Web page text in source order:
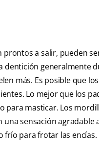
a salir, pueden
dentición generalmente
más. Es posible que
Lo mejor que los
para masticar. Los
sensación agradable
frío para frotar las encías.